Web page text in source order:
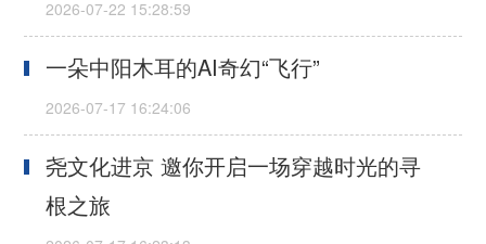
一朵中阳木耳的AI奇幻“飞行”
尧文化进京 邀你开启一场穿越时光的寻
根之旅